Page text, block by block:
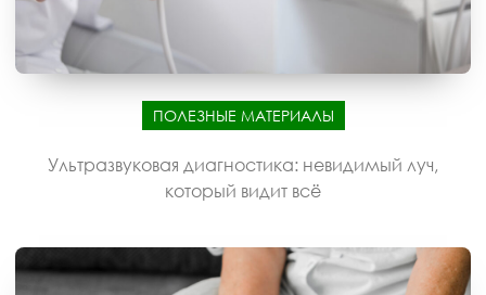
ПОЛЕЗНЫЕ МАТЕРИАЛЫ
Ультразвуковая диагностика: невидимый луч,
который видит всё